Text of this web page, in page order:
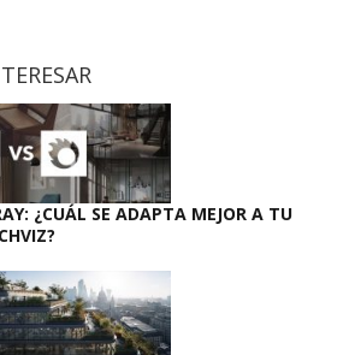
¿CUÁL SE ADAPTA MEJOR A TU